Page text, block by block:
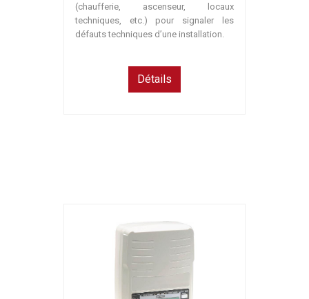
(chaufferie, ascenseur, locaux
techniques, etc.) pour signaler les
défauts techniques d’une installation.
Détails